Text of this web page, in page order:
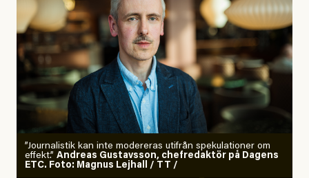
”Journalistik kan inte modereras utifrån spekulationer om
effekt.” Andreas Gustavsson, chefredaktör på Dagens
ETC. Foto: Magnus Lejhall / TT /